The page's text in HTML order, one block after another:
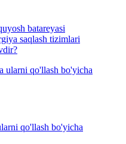
batareyasi
saqlash tizimlari
qo'llash bo'yicha